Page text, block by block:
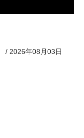
/ 2026年08月03日